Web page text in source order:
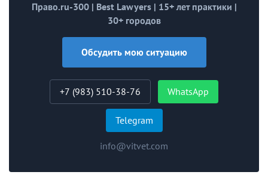
Право.ru-300 | Best Lawyers | 15+ лет практики |
30+ городов
Обсудить мою ситуацию
+7 (983) 510-38-76 WhatsApp
Telegram
info@vitvet.com